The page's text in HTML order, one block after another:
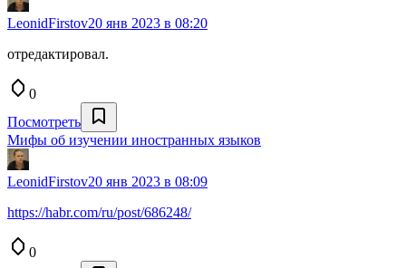
LeonidFirstov20 янв 2023 в 08:20
отредактировал.
0
Посмотреть
Мифы об изучении иностранных языков
LeonidFirstov20 янв 2023 в 08:09
https://habr.com/ru/post/686248/
0